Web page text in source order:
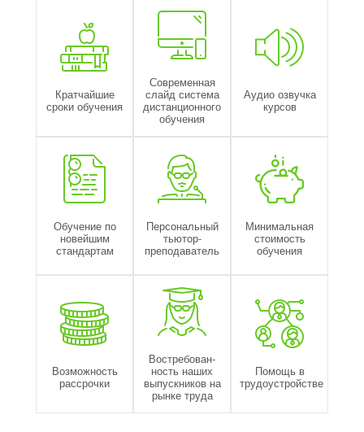
Кратчайшие
сроки обучения
Современная
слайд система
дистанционного
обучения
Аудио озвучка
курсов
Обучение по
новейшим
стандартам
Персональный
тьютор-
преподаватель
Минимальная
стоимость
обучения
Возможность
рассрочки
Востребован-
ность наших
выпускников на
рынке труда
Помощь в
трудоустройстве